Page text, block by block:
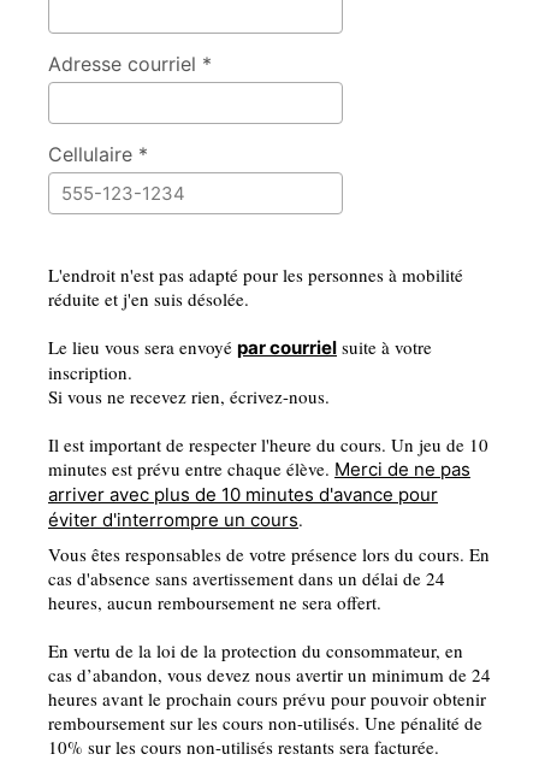
méthode Les amis de Dodo pour poursuivre
les apprentissages à la maison.
Inscrivez-vous maintenant!
Adresse courriel *
Cellulaire *
L'endroit n'est pas adapté pour les personnes à mobilité
réduite et j'en suis désolée.
Le lieu vous sera envoyé par courriel suite à votre
inscription.
Si vous ne recevez rien, écrivez-nous.
Il est important de respecter l'heure du cours. Un jeu de 10
minutes est prévu entre chaque élève. Merci de ne pas
arriver avec plus de 10 minutes d'avance pour
éviter d'interrompre un cours.
Vous êtes responsables de votre présence lors du cours. En
cas d'absence sans avertissement dans un délai de 24
heures, aucun remboursement ne sera offert.
En vertu de la loi de la protection du consommateur, en
cas d’abandon, vous devez nous avertir un minimum de 24
heures avant le prochain cours prévu pour pouvoir obtenir
remboursement sur les cours non-utilisés. Une pénalité de
10% sur les cours non-utilisés restants sera facturée.